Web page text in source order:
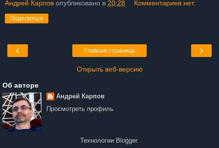
Андрей Карпов опубликовано в 20:28 Комментариев нет:
Поделиться
‹ ›
Главная страница
Открыть веб-версию
Об авторе
Андрей Карпов
Просмотреть профиль
Технологии Blogger.